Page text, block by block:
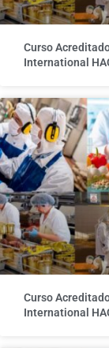
Curso
International
Curso
International